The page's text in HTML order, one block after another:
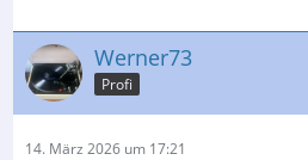
Werner73
Profi
14. März 2026 um 17:21